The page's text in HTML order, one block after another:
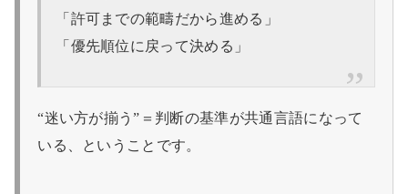
「許可までの範疇だから進める」
「優先順位に戻って決める」
“迷い方が揃う”＝判断の基準が共通言語になって
いる、ということです。